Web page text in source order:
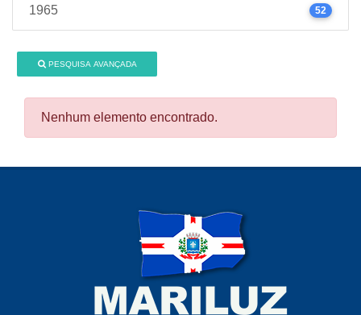
1965 52
PESQUISA AVANÇADA
Nenhum elemento encontrado.